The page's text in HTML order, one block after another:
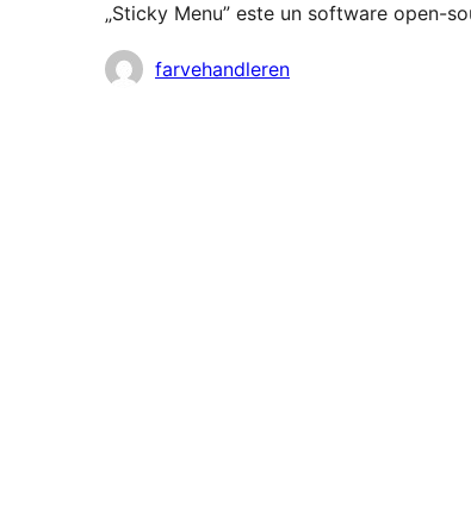
„Sticky Menu” este un software open-
Contributori
farvehandleren